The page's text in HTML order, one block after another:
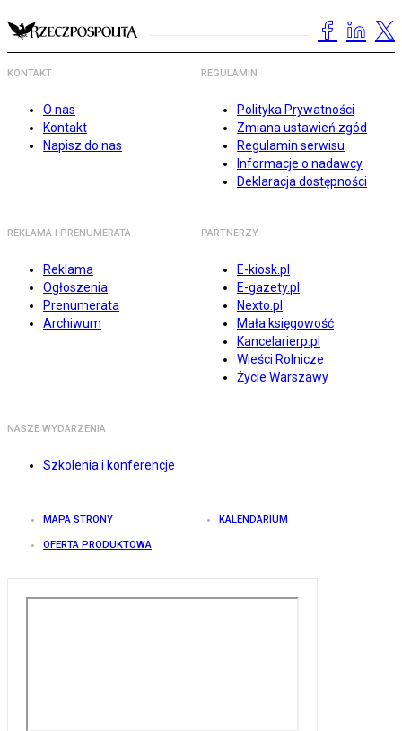
KONTAKT
O nas
Kontakt
Napisz do nas
REGULAMIN
Polityka Prywatności
Zmiana ustawień zgód
Regulamin serwisu
Informacje o nadawcy
Deklaracja dostępności
REKLAMA I PRENUMERATA
Reklama
Ogłoszenia
Prenumerata
Archiwum
PARTNERZY
E-kiosk.pl
E-gazety.pl
Nexto.pl
Mała księgowość
Kancelarierp.pl
Wieści Rolnicze
Życie Warszawy
NASZE WYDARZENIA
Szkolenia i konferencje
MAPA STRONY KALENDARIUM
OFERTA PRODUKTOWA